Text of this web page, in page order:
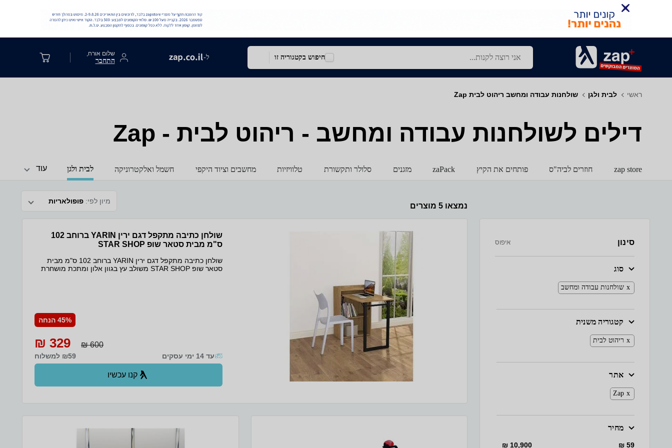
חיפוש בקטגוריה זו ל- שלום אורח,
התחבר
ראשי לבית ולגן שולחנות עבודה ומחשב ריהוט לבית Zap
דילים לשולחנות עבודה ומחשב - ריהוט לבית - Zap
zap store חוזרים לביה"ס פותחים את הקיץ zaPack מזגנים סלולר ותקשורת טלוויזיות מחשבים וציוד היקפי חשמל ואלקטרוניקה לבית ולגן עוד
נמצאו 5 מוצרים
מיון לפי: פופולאריות
סינון איפוס
סוג
שולחנות עבודה ומחשב
קטגוריה משנית
ריהוט לבית
אתר
Zap
מחיר
10,900 ₪ 59 ₪
שולחן כתיבה מתקפל דגם ירין YARIN ברוחב 102
ס"מ מבית סטאר שופ STAR SHOP
שולחן כתיבה מתקפל דגם ירין YARIN ברוחב 102 ס"מ מבית
סטאר שופ STAR SHOP משולב עץ בגוון אלון ומתכת מושחרת
45% הנחה
600 ₪
329 ₪
₪59 למשלוח עד 14 ימי עסקים
קנו עכשיו